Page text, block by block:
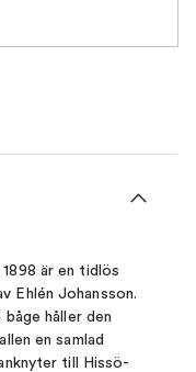
är en tidlös
Ehlén Johansson.
håller den
en samlad
till Hissö-